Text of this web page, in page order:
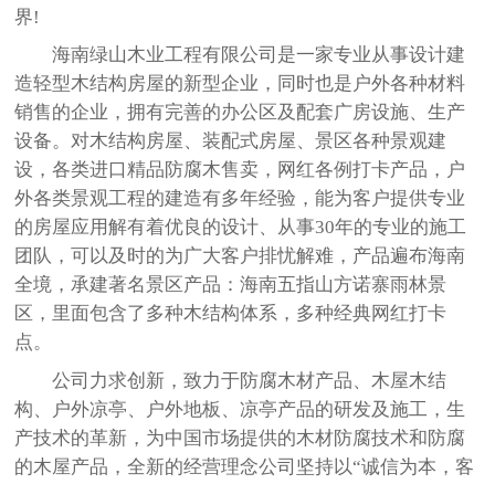
界!
海南绿山木业工程有限公司是一家专业从事设计建
造轻型木结构房屋的新型企业，同时也是户外各种材料
销售的企业，拥有完善的办公区及配套广房设施、生产
设备。对木结构房屋、装配式房屋、景区各种景观建
设，各类进口精品防腐木售卖，网红各例打卡产品，户
外各类景观工程的建造有多年经验，能为客户提供专业
的房屋应用解有着优良的设计、从事30年的专业的施工
团队，可以及时的为广大客户排忧解难，产品遍布海南
全境，承建著名景区产品：海南五指山方诺寨雨林景
区，里面包含了多种木结构体系，多种经典网红打卡
点。
公司力求创新，致力于防腐木材产品、木屋木结
构、户外凉亭、户外地板、凉亭产品的研发及施工，生
产技术的革新，为中国市场提供的木材防腐技术和防腐
的木屋产品，全新的经营理念公司坚持以“诚信为本，客